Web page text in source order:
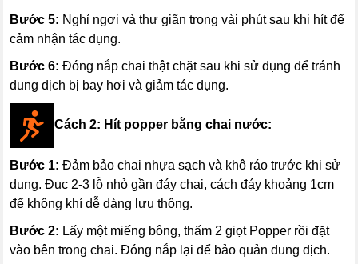
Bước 5: Nghỉ ngơi và thư giãn trong vài phút sau khi hít để
cảm nhận tác dụng.
Bước 6: Đóng nắp chai thật chặt sau khi sử dụng để tránh
dung dịch bị bay hơi và giảm tác dụng.
Cách 2: Hít popper bằng chai nước:
Bước 1: Đảm bảo chai nhựa sạch và khô ráo trước khi sử
dụng. Đục 2-3 lỗ nhỏ gần đáy chai, cách đáy khoảng 1cm
để không khí dễ dàng lưu thông.
Bước 2: Lấy một miếng bông, thấm 2 giọt Popper rồi đặt
vào bên trong chai. Đóng nắp lại để bảo quản dung dịch.